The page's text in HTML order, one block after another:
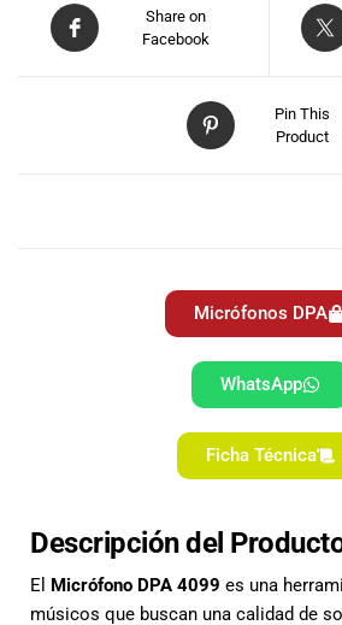
competitivos
para nuestros
clientes. Ven
línea a
de nuestra
página web
recibe tu
pedido en la
comodidad
tu hogar.
música con
Import Music
Ecuador!
Share on
Facebook
Pin This
Product
Micrófonos DPA
WhatsApp
Ficha Técnica
Descripción del
El Micrófono DPA 4099 es una
músicos que buscan una calidad de